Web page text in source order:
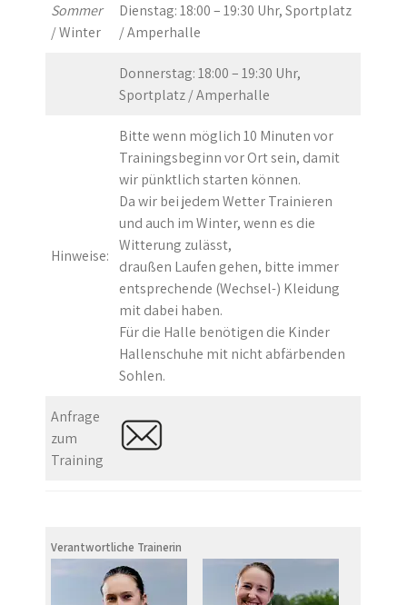
Sommer
/ Winter
Dienstag: 18:00 – 19:30 Uhr, Sportplatz
/ Amperhalle
Donnerstag: 18:00 – 19:30 Uhr,
Sportplatz / Amperhalle
Hinweise:
Bitte wenn möglich 10 Minuten vor
Trainingsbeginn vor Ort sein, damit
wir pünktlich starten können.
Da wir bei jedem Wetter Trainieren
und auch im Winter, wenn es die
Witterung zulässt,
draußen Laufen gehen, bitte immer
entsprechende (Wechsel-) Kleidung
mit dabei haben.
Für die Halle benötigen die Kinder
Hallenschuhe mit nicht abfärbenden
Sohlen.
Anfrage
zum
Training
Verantwortliche Trainerin